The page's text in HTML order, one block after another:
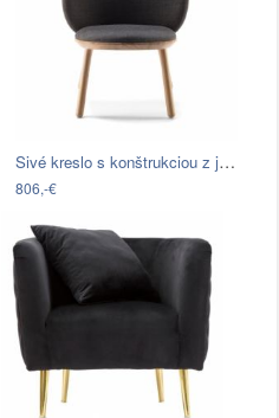
Sivé kreslo s konštrukciou z jaseňového…
806,-€